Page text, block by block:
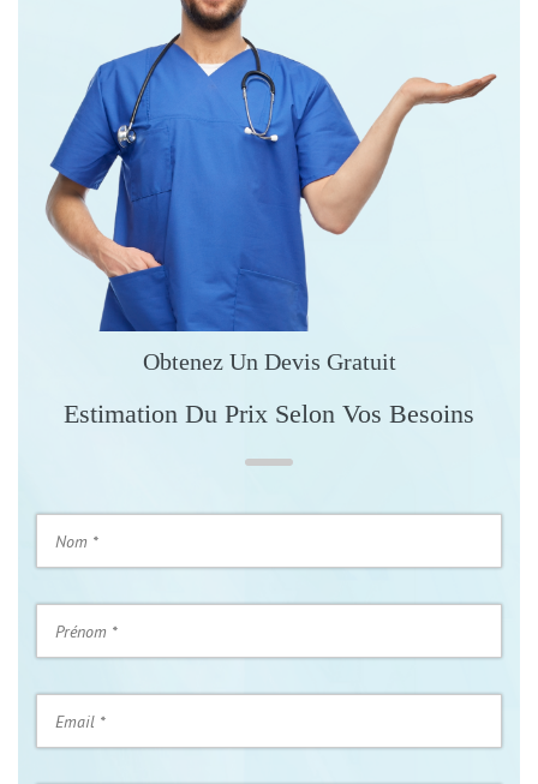
Obtenez Un Devis Gratuit
Estimation Du Prix Selon Vos Besoins